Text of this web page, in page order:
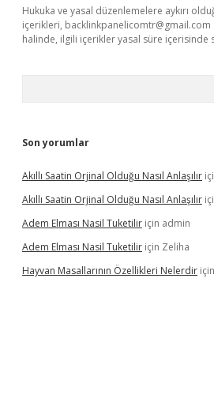
Hukuka ve yasal düzenlemelere aykırı
içerikleri, backlinkpanelicomtr@gmail.com
halinde, ilgili içerikler yasal süre içerisinde
Son yorumlar
Akıllı Saatin Orjinal Olduğu Nasıl Anlaşılır
Akıllı Saatin Orjinal Olduğu Nasıl Anlaşılır
Adem Elması Nasil Tuketilir için admin
Adem Elması Nasil Tuketilir için Zeliha
Hayvan Masallarının Özellikleri Nelerdir için